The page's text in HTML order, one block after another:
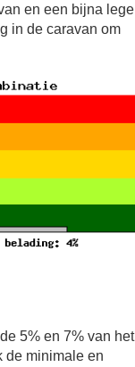
en een bijna lege
in de caravan om
5% en 7% van het
de minimale en